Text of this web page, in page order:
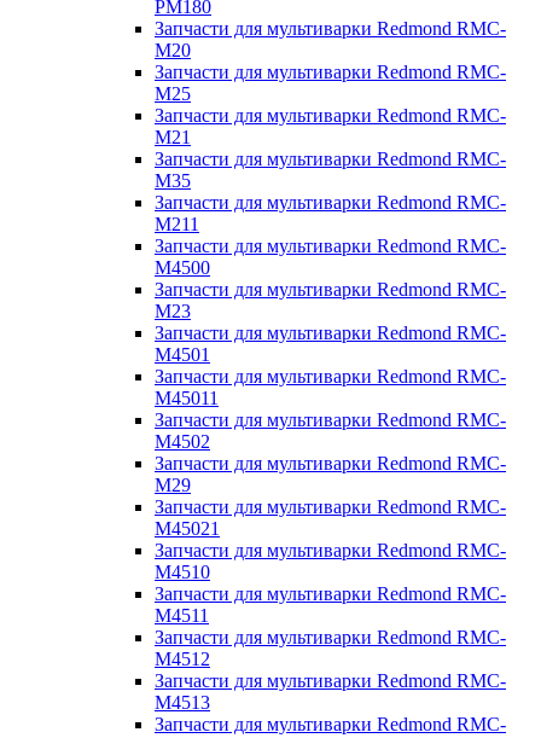
PM180
Запчасти для мультиварки Redmond RMC-
M20
Запчасти для мультиварки Redmond RMC-
M25
Запчасти для мультиварки Redmond RMC-
M21
Запчасти для мультиварки Redmond RMC-
M35
Запчасти для мультиварки Redmond RMC-
M211
Запчасти для мультиварки Redmond RMC-
M4500
Запчасти для мультиварки Redmond RMC-
M23
Запчасти для мультиварки Redmond RMC-
M4501
Запчасти для мультиварки Redmond RMC-
M45011
Запчасти для мультиварки Redmond RMC-
M4502
Запчасти для мультиварки Redmond RMC-
M29
Запчасти для мультиварки Redmond RMC-
M45021
Запчасти для мультиварки Redmond RMC-
M4510
Запчасти для мультиварки Redmond RMC-
M4511
Запчасти для мультиварки Redmond RMC-
M4512
Запчасти для мультиварки Redmond RMC-
M4513
Запчасти для мультиварки Redmond RMC-